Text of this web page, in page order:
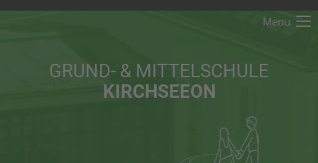
Der Eintrag "offcanvas-col2" existiert leider nicht.
Der Eintrag "offcanvas-col3" existiert leider nicht.
Der Eintrag "offcanvas-col4" existiert leider nicht.
Menu
GRUND- & MITTELSCHULE
KIRCHSEEON